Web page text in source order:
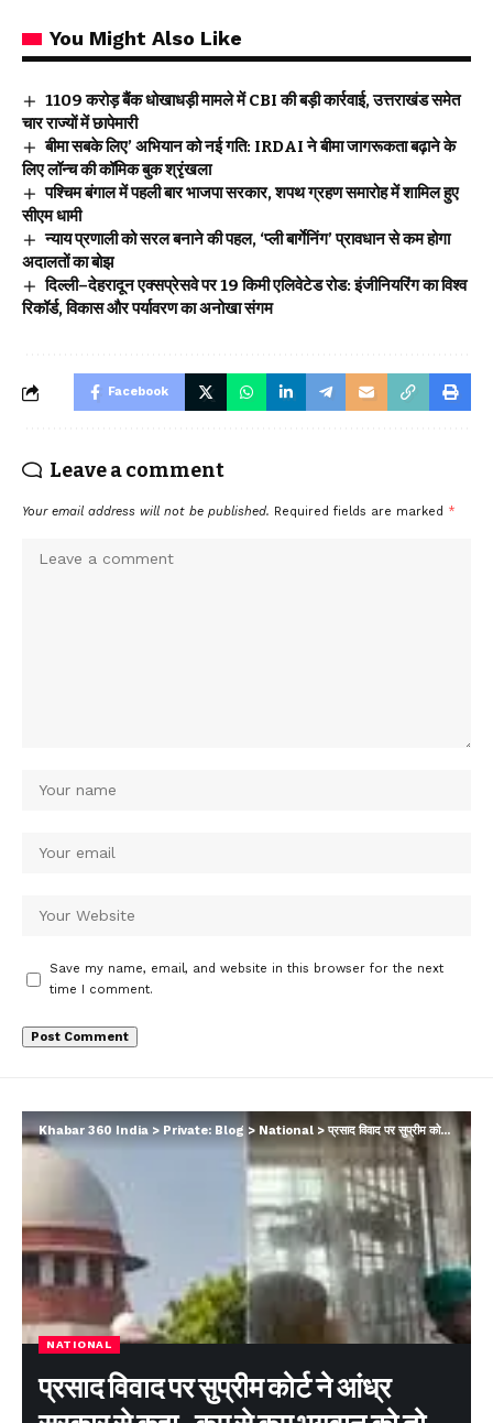
You Might Also Like
₹1109 करोड़ बैंक धोखाधड़ी मामले में CBI की बड़ी कार्रवाई, उत्तराखंड समेत
चार राज्यों में छापेमारी
बीमा सबके लिए’ अभियान को नई गति: IRDAI ने बीमा जागरूकता बढ़ाने के
लिए लॉन्च की कॉमिक बुक श्रृंखला
पश्चिम बंगाल में पहली बार भाजपा सरकार, शपथ ग्रहण समारोह में शामिल हुए
सीएम धामी
न्याय प्रणाली को सरल बनाने की पहल, ‘प्ली बार्गेनिंग’ प्रावधान से कम होगा
अदालतों का बोझ
दिल्ली–देहरादून एक्सप्रेसवे पर 19 किमी एलिवेटेड रोड: इंजीनियरिंग का विश्व
रिकॉर्ड, विकास और पर्यावरण का अनोखा संगम
Facebook
Leave a comment
Your email address will not be published. Required fields are marked *
Save my name, email, and website in this browser for the next
time I comment.
Khabar 360 India > Private: Blog > National > प्रसाद विवाद पर सुप्रीम कोर्ट ने आंध्र सरकार से कहा- कम से कम भगवान को तो सियासत से दूर रखें
NATIONAL
प्रसाद विवाद पर सुप्रीम कोर्ट ने आंध्र